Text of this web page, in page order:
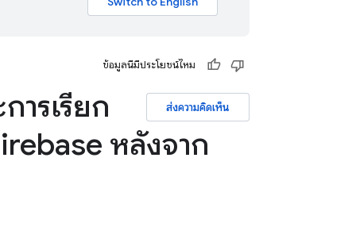
ข้อมูลนี้มีประโยชน์ไหม
ส่งความคิดเห็น
ารเรียก
หลังจาก